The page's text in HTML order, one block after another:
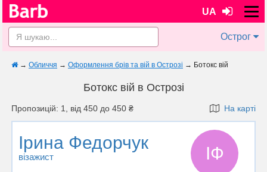
UA
Острог
→ Обличчя → Оформлення брів та вій в Острозі → Ботокс вій
Ботокс вій в Острозі
Пропозицій: 1, від 450 до 450 ₴ На карті
Ірина Федорчук
візажист ІФ